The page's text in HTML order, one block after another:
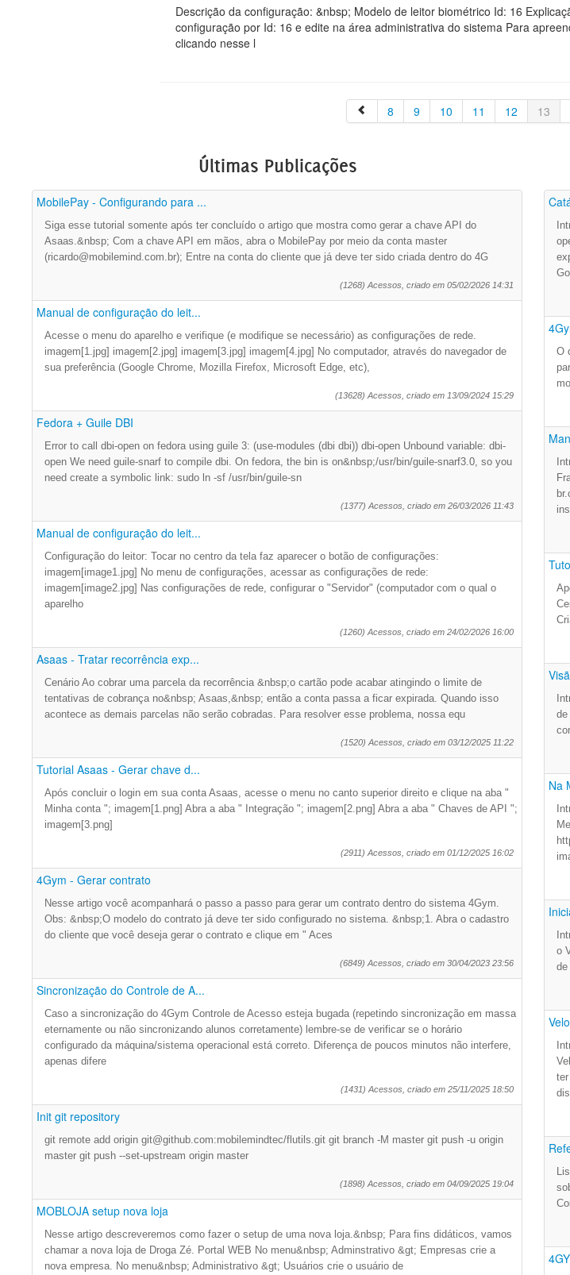
Descrição da configuração: &nbsp; Modelo de leitor biométrico Id: 16
configuração por Id: 16 e edite na área administrativa do sistema Para
clicando nesse l
8 9 10 11 12 13
Últimas Publicações
MobilePay - Configurando para ...
Siga esse tutorial somente após ter concluído o artigo que mostra como gerar a chave API do
Asaas.&nbsp; Com a chave API em mãos, abra o MobilePay por meio da conta master
(ricardo@mobilemind.com.br); Entre na conta do cliente que já deve ter sido criada dentro do 4G
(1268) Acessos, criado em 05/02/2026 14:31
Manual de configuração do leit...
Acesse o menu do aparelho e verifique (e modifique se necessário) as configurações de rede.
imagem[1.jpg] imagem[2.jpg] imagem[3.jpg] imagem[4.jpg] No computador, através do navegador de
sua preferência (Google Chrome, Mozilla Firefox, Microsoft Edge, etc),
(13628) Acessos, criado em 13/09/2024 15:29
Fedora + Guile DBI
Error to call dbi-open on fedora using guile 3: (use-modules (dbi dbi)) dbi-open Unbound variable: dbi-
open We need guile-snarf to compile dbi. On fedora, the bin is on&nbsp;/usr/bin/guile-snarf3.0, so you
need create a symbolic link: sudo ln -sf /usr/bin/guile-sn
(1377) Acessos, criado em 26/03/2026 11:43
Manual de configuração do leit...
Configuração do leitor: Tocar no centro da tela faz aparecer o botão de configurações:
imagem[image1.jpg] No menu de configurações, acessar as configurações de rede:
imagem[image2.jpg] Nas configurações de rede, configurar o "Servidor" (computador com o qual o
aparelho
(1260) Acessos, criado em 24/02/2026 16:00
Asaas - Tratar recorrência exp...
Cenário Ao cobrar uma parcela da recorrência &nbsp;o cartão pode acabar atingindo o limite de
tentativas de cobrança no&nbsp; Asaas,&nbsp; então a conta passa a ficar expirada. Quando isso
acontece as demais parcelas não serão cobradas. Para resolver esse problema, nossa equ
(1520) Acessos, criado em 03/12/2025 11:22
Tutorial Asaas - Gerar chave d...
Após concluir o login em sua conta Asaas, acesse o menu no canto superior direito e clique na aba "
Minha conta "; imagem[1.png] Abra a aba " Integração "; imagem[2.png] Abra a aba " Chaves de API ";
imagem[3.png]
(2911) Acessos, criado em 01/12/2025 16:02
4Gym - Gerar contrato
Nesse artigo você acompanhará o passo a passo para gerar um contrato dentro do sistema 4Gym.
Obs: &nbsp;O modelo do contrato já deve ter sido configurado no sistema. &nbsp;1. Abra o cadastro
do cliente que você deseja gerar o contrato e clique em " Aces
(6849) Acessos, criado em 30/04/2023 23:56
Sincronização do Controle de A...
Caso a sincronização do 4Gym Controle de Acesso esteja bugada (repetindo sincronização em massa
eternamente ou não sincronizando alunos corretamente) lembre-se de verificar se o horário
configurado da máquina/sistema operacional está correto. Diferença de poucos minutos não interfere,
apenas difere
(1431) Acessos, criado em 25/11/2025 18:50
Init git repository
git remote add origin git@github.com:mobilemindtec/flutils.git git branch -M master git push -u origin
master git push --set-upstream origin master
(1898) Acessos, criado em 04/09/2025 19:04
MOBLOJA setup nova loja
Nesse artigo descreveremos como fazer o setup de uma nova loja.&nbsp; Para fins didáticos, vamos
chamar a nova loja de Droga Zé. Portal WEB No menu&nbsp; Adminstrativo &gt; Empresas crie a
nova empresa. No menu&nbsp; Administrativo &gt; Usuários crie o usuário de
O
Na
o